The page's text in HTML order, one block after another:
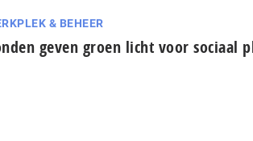
& BEHEER
geven groen licht voor sociaal